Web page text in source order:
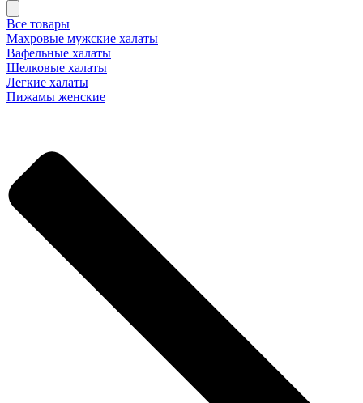
Все товары
Махровые мужские халаты
Вафельные халаты
Шелковые халаты
Легкие халаты
Пижамы женские